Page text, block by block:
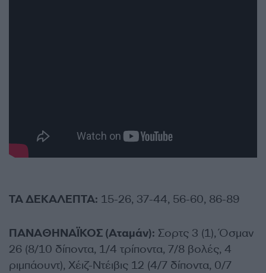
ΤΑ ΔΕΚΑΛΕΠΤΑ: 15-26, 37-44, 56-60, 86-89
ΠΑΝΑΘΗΝΑΪΚΟΣ (Αταμάν): Σορτς 3 (1), Όσμαν
26 (8/10 δίποντα, 1/4 τρίποντα, 7/8 βολές, 4
ριμπάουντ), Χέιζ-Ντέιβις 12 (4/7 δίποντα, 0/7